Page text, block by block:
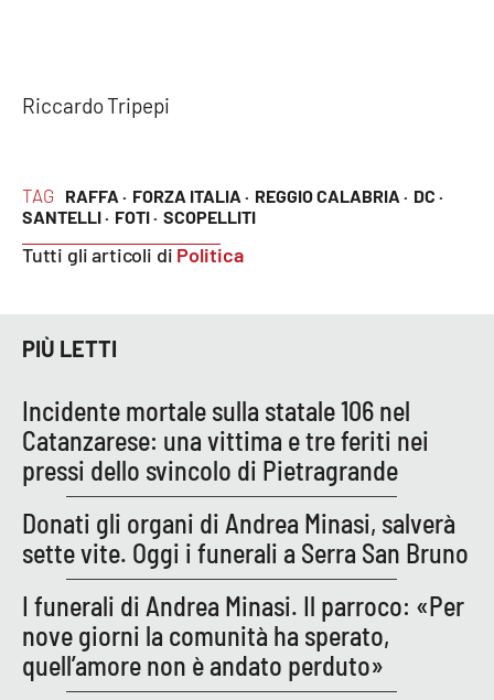
TAG RAFFA · FORZA ITALIA · REGGIO CALABRIA · DC ·
SANTELLI · FOTI · SCOPELLITI
Tutti gli articoli di Politica
Riccardo Tripepi
PIÙ LETTI
Incidente mortale sulla statale 106 nel
Catanzarese: una vittima e tre feriti nei
pressi dello svincolo di Pietragrande
Donati gli organi di Andrea Minasi, salverà
sette vite. Oggi i funerali a Serra San Bruno
I funerali di Andrea Minasi. Il parroco: «Per
nove giorni la comunità ha sperato,
quell’amore non è andato perduto»